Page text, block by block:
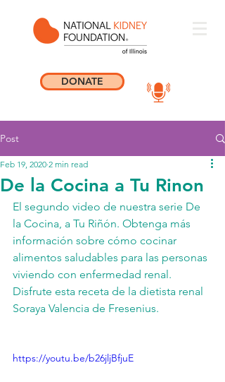
DONATE
Post
De la Cocina a Tu Rinon
Feb 19, 2020 2 min read
El segundo video de nuestra serie De
la Cocina, a Tu Riñón. Obtenga más
información sobre cómo cocinar
alimentos saludables para las personas
viviendo con enfermedad renal.
Disfrute esta receta de la dietista renal
Soraya Valencia de Fresenius.
https://youtu.be/b26jljBfjuE